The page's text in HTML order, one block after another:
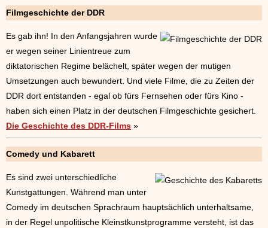
Filmgeschichte der DDR
Es gab ihn! In den Anfangsjahren wurde
er wegen seiner Linientreue zum
diktatorischen Regime belächelt, später wegen der mutigen
Umsetzungen auch bewundert. Und viele Filme, die zu Zeiten der
DDR dort entstanden - egal ob fürs Fernsehen oder fürs Kino -
haben sich einen Platz in der deutschen Filmgeschichte gesichert.
Die Geschichte des DDR-Films »
Comedy und Kabarett
Es sind zwei unterschiedliche
Kunstgattungen. Während man unter
Comedy im deutschen Sprachraum hauptsächlich unterhaltsame,
in der Regel unpolitische Kleinstkunstprogramme versteht, ist das